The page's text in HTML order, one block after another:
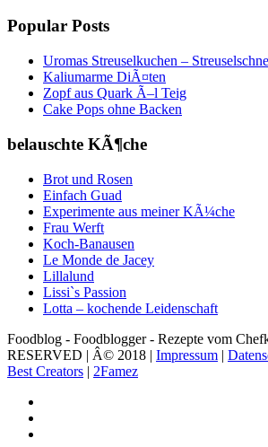
Popular Posts
Uromas Streuselkuchen –
Kaliumarme DiÃ¤ten
Zopf aus Quark Ã–l Teig
Cake Pops ohne Backen
belauschte KÃ¶che
Brot und Rosen
Einfach Guad
Experimente aus meiner KÃ¼che
Frau Werft
Koch-Banausen
Le Monde de Jacey
Lillalund
Lissi`s Passion
Lotta – kochende Leidenschaft
Foodblog - Foodblogger - Rezepte vom
RESERVED | Â© 2018 | Impressum |
Best Creators | 2Famez